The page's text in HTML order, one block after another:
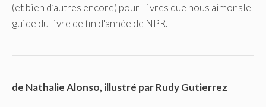
(et bien d’autres encore) pour Livres que nous aimonsle
guide du livre de fin d'année de NPR.
de Nathalie Alonso, illustré par Rudy Gutierrez